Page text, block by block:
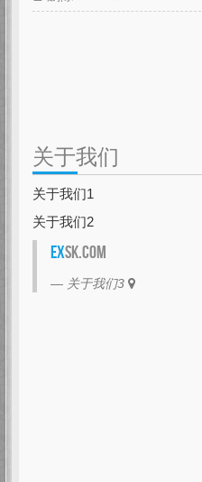
关于我们
关于我们1
关于我们2
EXSK.com
关于我们3